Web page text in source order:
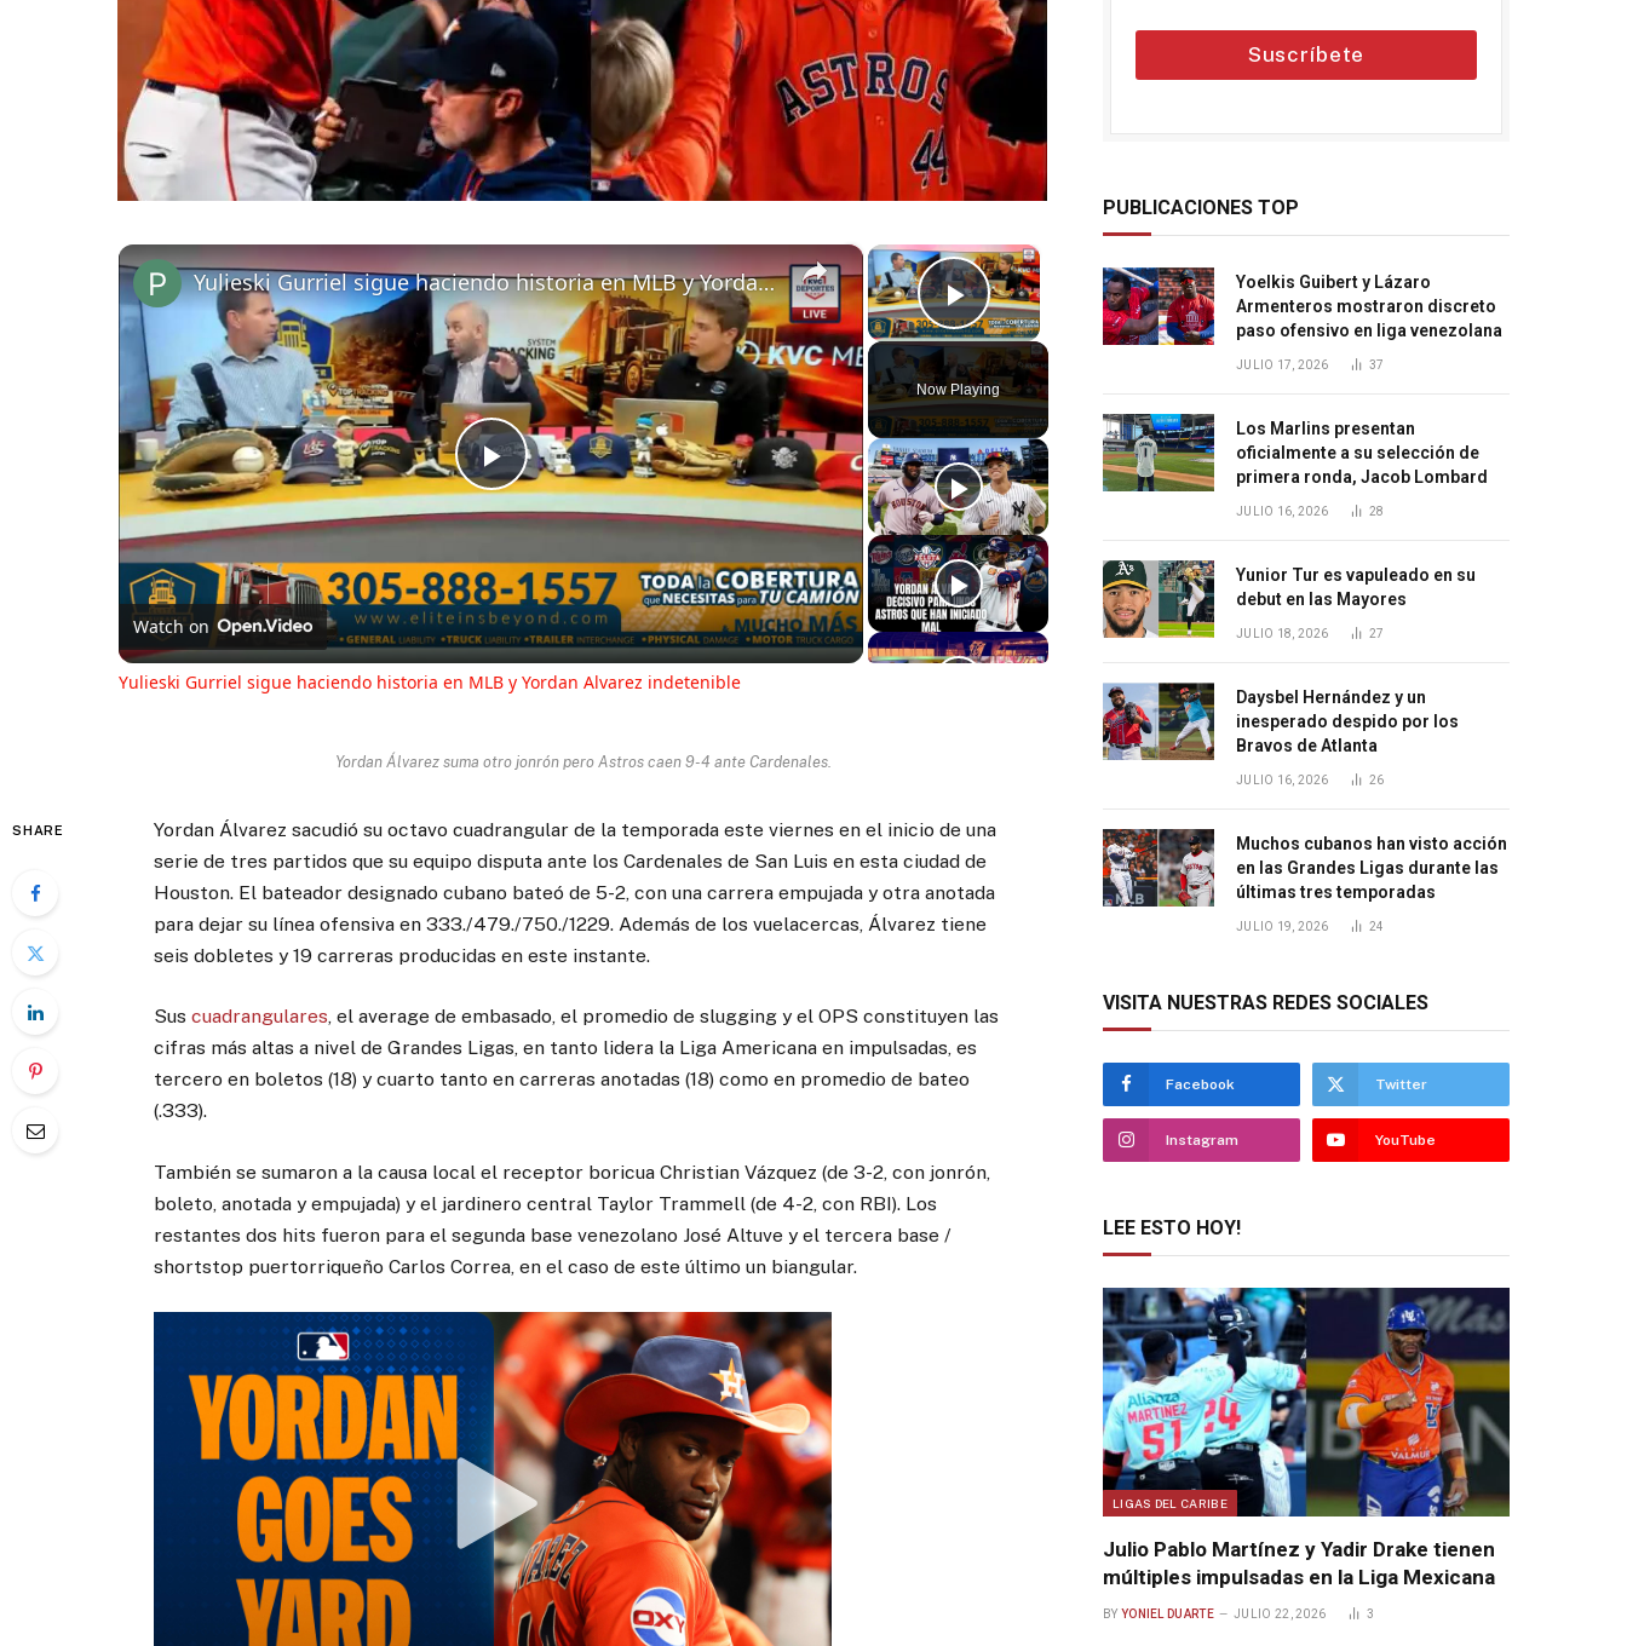
×
Play Video
Now Playing
×
Play
Video
Yulieski Gurriel sigue haciendo historia en MLB y Yordan Alvarez indetenible
Watch on
Yulieski Gurriel sigue haciendo historia en MLB y Yordan Alvarez indetenible
Yordan Álvarez suma otro jonrón pero Astros caen 9-4 ante Cardenales.
SHARE
Yordan Álvarez sacudió su octavo cuadrangular de la temporada este viernes en el inicio de una
serie de tres partidos que su equipo disputa ante los Cardenales de San Luis en esta ciudad de
Houston. El bateador designado cubano bateó de 5-2, con una carrera empujada y otra anotada
para dejar su línea ofensiva en 333./479./750./1229. Además de los vuelacercas, Álvarez tiene
seis dobletes y 19 carreras producidas en este instante.
Suscuadrangulares, el average de embasado, el promedio de slugging y el OPS constituyen las
cifras más altas a nivel de Grandes Ligas, en tanto lidera la Liga Americana en impulsadas, es
tercero en boletos (18) y cuarto tanto en carreras anotadas (18) como en promedio de bateo
(.333).
También se sumaron a la causa local el receptor boricua Christian Vázquez (de 3-2, con jonrón,
boleto, anotada y empujada) y el jardinero central Taylor Trammell (de 4-2, con RBI). Los
restantes dos hits fueron para el segunda base venezolano José Altuve y el tercera base /
shortstop puertorriqueño Carlos Correa, en el caso de este último un biangular.
Suscríbete
PUBLICACIONES TOP
Yoelkis Guibert y Lázaro
Armenteros mostraron discreto
paso ofensivo en liga venezolana
JULIO 17, 2026 37
Los Marlins presentan
oficialmente a su selección de
primera ronda, Jacob Lombard
JULIO 16, 2026 28
Yunior Tur es vapuleado en su
debut en las Mayores
JULIO 18, 2026 27
Daysbel Hernández y un
inesperado despido por los
Bravos de Atlanta
JULIO 16, 2026 26
Muchos cubanos han visto acción
en las Grandes Ligas durante las
últimas tres temporadas
JULIO 19, 2026 24
VISITA NUESTRAS REDES SOCIALES
Facebook Twitter
Instagram YouTube
LEE ESTO HOY!
LIGAS DEL CARIBE
Julio Pablo Martínez y Yadir Drake tienen
múltiples impulsadas en la Liga Mexicana
BY YONIEL DUARTE JULIO 22, 2026 3